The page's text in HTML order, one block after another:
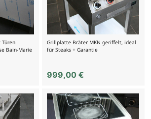
Bain-Marie
Grillplatte Bräter MKN geriffelt, ideal
für Steaks + Garantie
999,00€